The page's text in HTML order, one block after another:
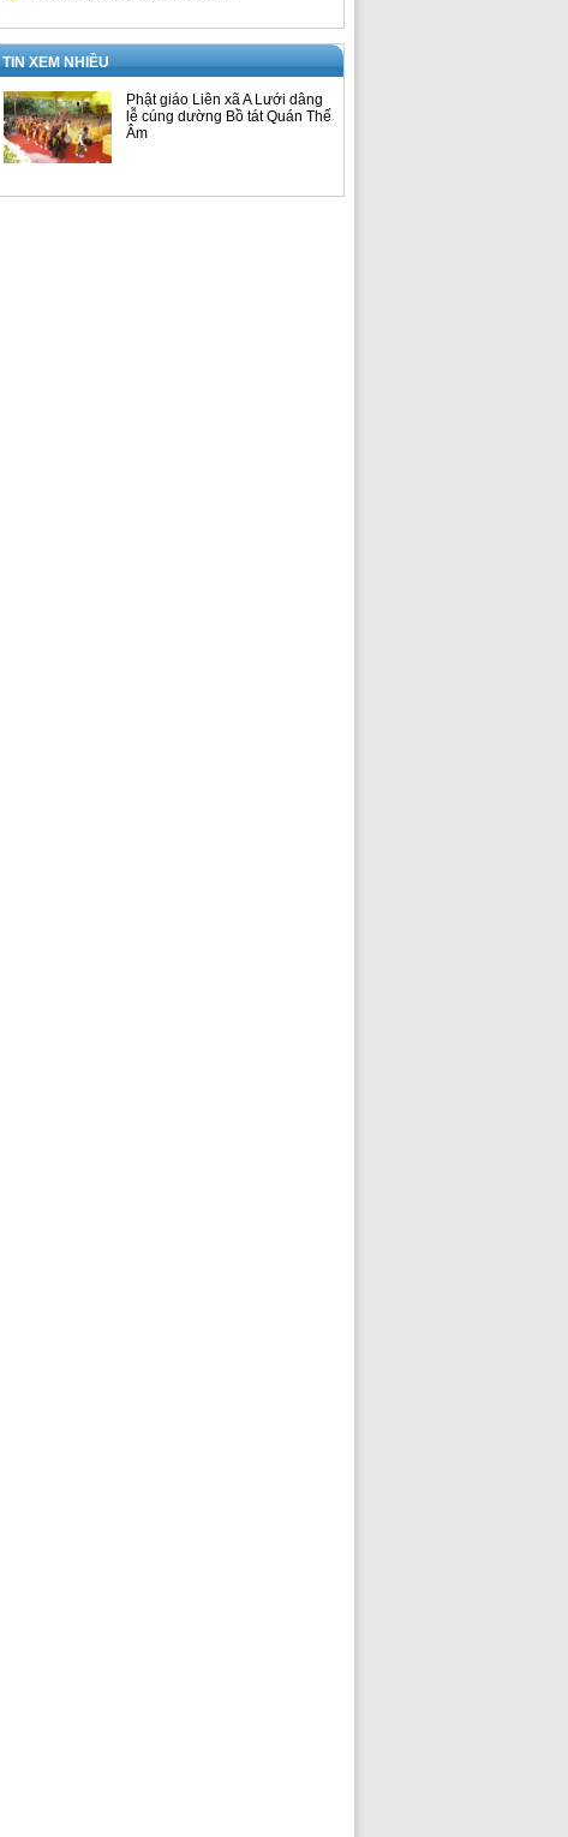
TIN XEM NHIỀU
Phật giáo Liên xã A Lưới dâng
lễ cúng dường Bồ tát Quán Thế
Âm